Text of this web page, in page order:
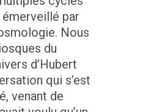
par
Nous
du
d’Hubert
qui s’est
venant de